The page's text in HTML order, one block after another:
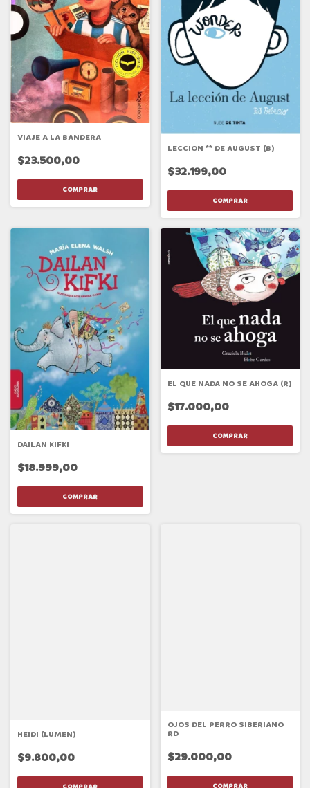
VIAJE A LA BANDERA
$23.500,00
LECCION ** DE AUGUST (B)
$32.199,00
DAILAN KIFKI
$18.999,00
EL QUE NADA NO SE AHOGA (R)
$17.000,00
HEIDI (LUMEN)
$9.800,00
OJOS DEL PERRO SIBERIANO
RD
$29.000,00